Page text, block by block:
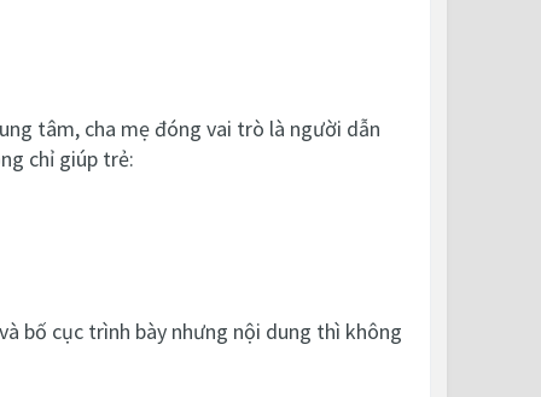
tâm, cha mẹ đóng vai trò là người dẫn
chỉ giúp trẻ:
bố cục trình bày nhưng nội dung thì không